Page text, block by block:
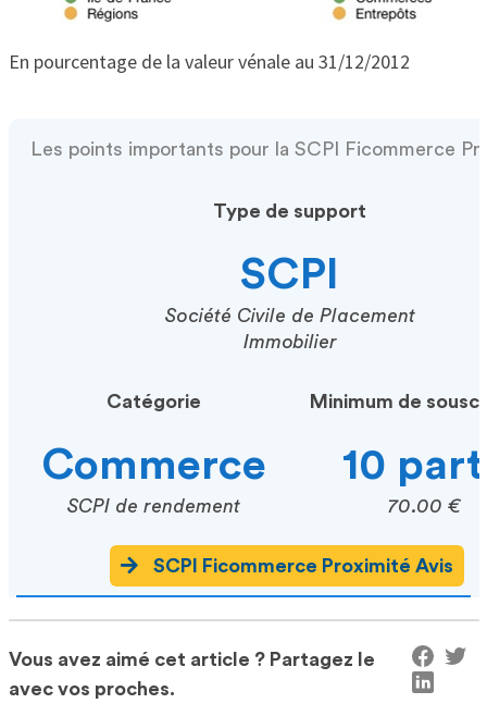
En pourcentage de la valeur vénale au 31/12/2012
Les points importants pour la SCPI Ficommerce
Type de support
SCPI
Société Civile de Placement
Immobilier
Catégorie
Commerce
SCPI de rendement
Minimum de
10
70.00 €
SCPI Ficommerce Proximité Avis
Vous avez aimé cet article ? Partagez le
avec vos proches.